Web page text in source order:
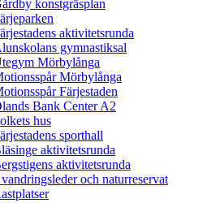
konstgräsplan
aktivitetsrunda
gymnastiksal
Mörbylånga
Mörbylånga
Färjestaden
Bank Center A2
hus
sporthall
aktivitetsrunda
aktivitetsrunda
och naturreservat